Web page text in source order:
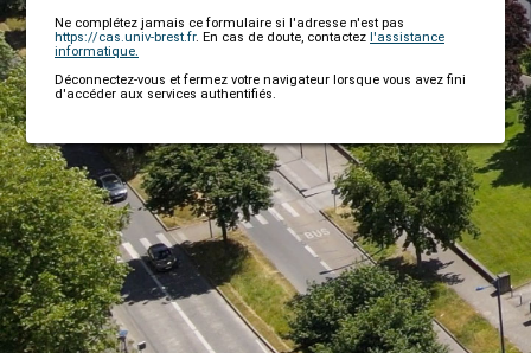
Ne complétez jamais ce formulaire si l'adresse n'est pas
https://cas.univ-brest.fr. En cas de doute, contactez l'assistance
informatique.
Déconnectez-vous et fermez votre navigateur lorsque vous avez fini
d'accéder aux services authentifiés.